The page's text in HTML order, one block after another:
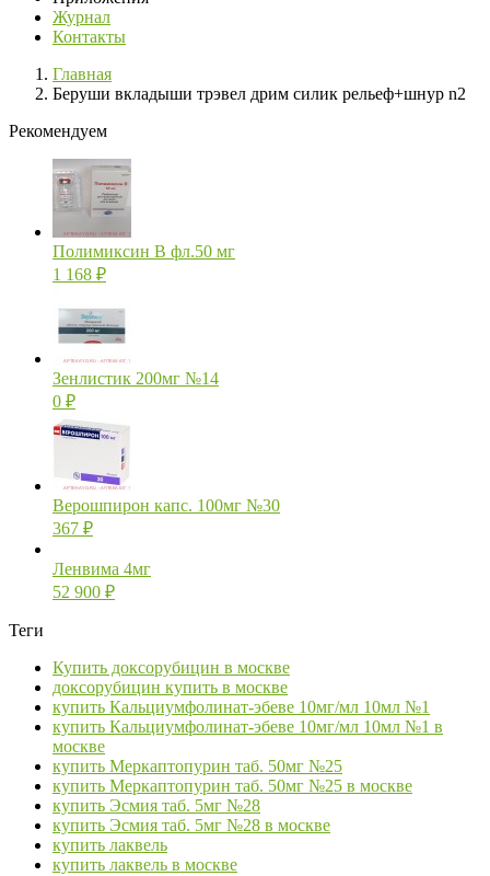
Журнал
Контакты
Главная
Беруши вкладыши трэвел дрим силик рельеф+шнур n2
Рекомендуем
Полимиксин В фл.50 мг
1 168 ₽
Зенлистик 200мг №14
0 ₽
Верошпирон капс. 100мг №30
367 ₽
Ленвима 4мг
52 900 ₽
Теги
Купить доксорубицин в москве
доксорубицин купить в москве
купить Кальциумфолинат-эбеве 10мг/мл 10мл №1
купить Кальциумфолинат-эбеве 10мг/мл 10мл №1 в
москве
купить Меркаптопурин таб. 50мг №25
купить Меркаптопурин таб. 50мг №25 в москве
купить Эсмия таб. 5мг №28
купить Эсмия таб. 5мг №28 в москве
купить лаквель
купить лаквель в москве